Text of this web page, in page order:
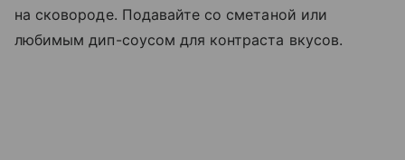
на сковороде. Подавайте со сметаной или
любимым дип-соусом для контраста вкусов.